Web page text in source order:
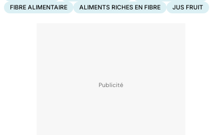
FIBRE ALIMENTAIRE
ALIMENTS RICHES EN FIBRE JUS FRUIT